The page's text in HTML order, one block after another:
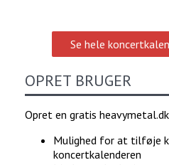
Se hele
OPRET BRUGER
Opret en gratis
Mulighed for at tilføje
koncertkalenderen